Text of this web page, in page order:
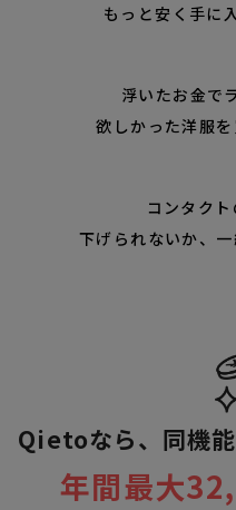
もっと安く手に
浮いたお金で
欲しかった洋服を
コンタク
下げられないか、一
Qietoなら、同機
年間最大